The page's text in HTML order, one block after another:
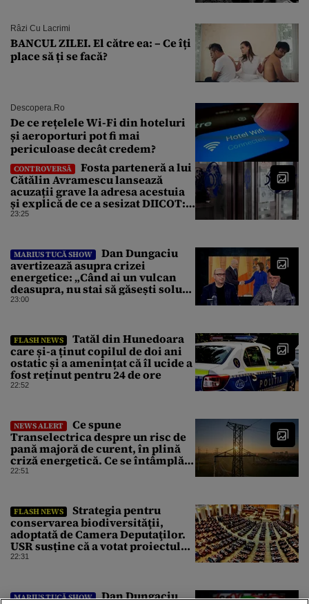
Râzi Cu Lacrimi
BANCUL ZILEI. El către ea: – Ce îți
place să ți se facă?
Descopera.ro
De ce rețelele Wi-Fi din hoteluri
și aeroporturi pot fi mai
periculoase decât credem?
CONTROVERSĂ
Fosta parteneră a lui
Cătălin Avramescu lansează
acuzații grave la adresa acestuia
și explică de ce a sesizat DIICOT:
„Făcea baie complet dezbrăcat cu
23:25
MARIUS TUCĂ SHOW
Dan Dungaciu
avertizează asupra crizei
energetice: „Când ai un vulcan
deasupra, nu stai să găsești soluții
cu leucoplast”
23:00
FLASH NEWS
Tatăl din Hunedoara
care și-a ținut copilul de doi ani
ostatic și a amenințat că îl ucide a
fost reținut pentru 24 de ore
22:52
NEWS ALERT
Ce spune
Transelectrica despre un risc de
pană majoră de curent, în plină
criză energetică. Ce se întâmplă
cu Sistemul Electroenergetic
22:51
FLASH NEWS
Strategia pentru
conservarea biodiversităţii,
adoptată de Camera Deputaţilor.
USR susține că a votat proiectul
cu amendamentele PSD pentru a
22:31
MARIUS TUCĂ SHOW
Dan Dungaciu